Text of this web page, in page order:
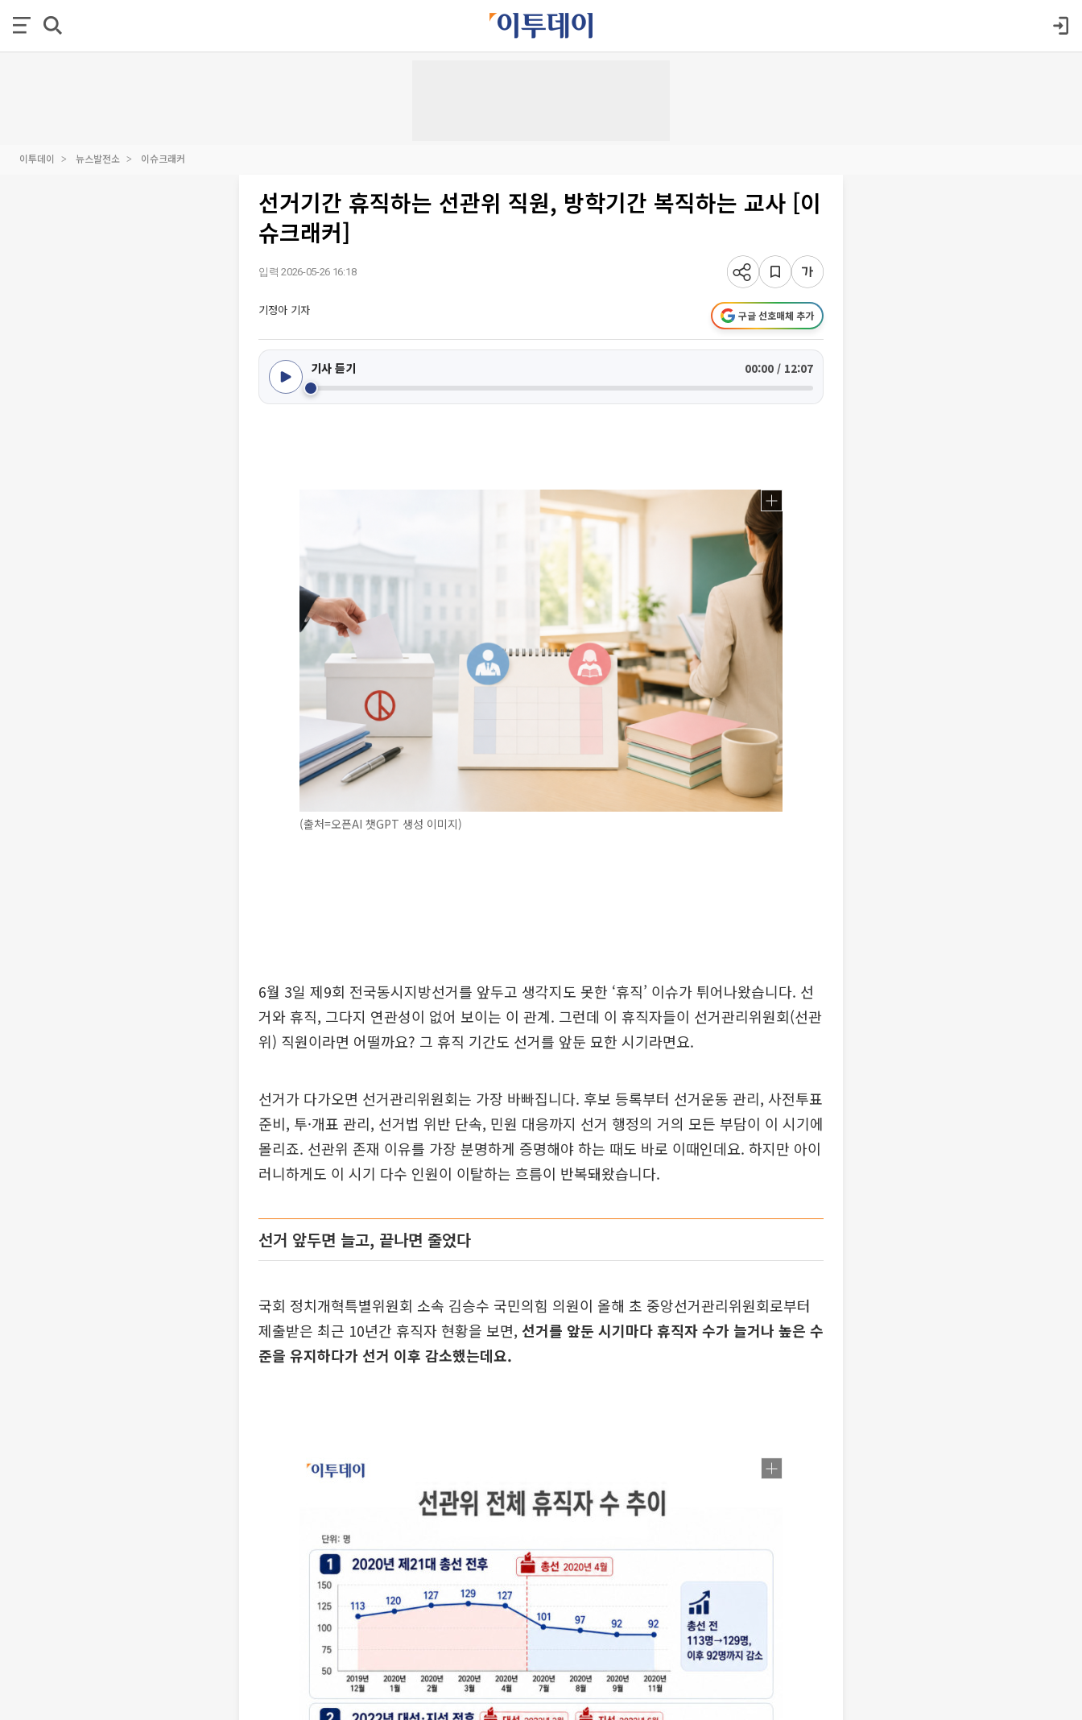
이투데이 뉴스발전소 이슈크래커
선거기간 휴직하는 선관위 직원, 방학기간 복직하는 교사 [이
슈크래커]
입력 2026-05-26 16:18
기정아 기자 구글 선호매체 추가
기사 듣기 00:00 / 12:07
(출처=오픈AI 챗GPT 생성 이미지)
6월 3일 제9회 전국동시지방선거를 앞두고 생각지도 못한 ‘휴직’ 이슈가 튀어나왔습니다. 선
거와 휴직, 그다지 연관성이 없어 보이는 이 관계. 그런데 이 휴직자들이 선거관리위원회(선관
위) 직원이라면 어떨까요? 그 휴직 기간도 선거를 앞둔 묘한 시기라면요.
선거가 다가오면 선거관리위원회는 가장 바빠집니다. 후보 등록부터 선거운동 관리, 사전투표
준비, 투·개표 관리, 선거법 위반 단속, 민원 대응까지 선거 행정의 거의 모든 부담이 이 시기에
몰리죠. 선관위 존재 이유를 가장 분명하게 증명해야 하는 때도 바로 이때인데요. 하지만 아이
러니하게도 이 시기 다수 인원이 이탈하는 흐름이 반복돼왔습니다.
선거 앞두면 늘고, 끝나면 줄었다
국회 정치개혁특별위원회 소속 김승수 국민의힘 의원이 올해 초 중앙선거관리위원회로부터
제출받은 최근 10년간 휴직자 현황을 보면, 선거를 앞둔 시기마다 휴직자 수가 늘거나 높은 수
준을 유지하다가 선거 이후 감소했는데요.